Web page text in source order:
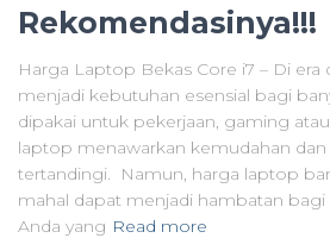
Rekomendasinya!!!
Harga Laptop Bekas Core i7 – Di era
menjadi kebutuhan esensial bagi
dipakai untuk pekerjaan, gaming
laptop menawarkan kemudahan
tertandingi. Namun, harga laptop
mahal dapat menjadi hambatan
Anda yang Read more